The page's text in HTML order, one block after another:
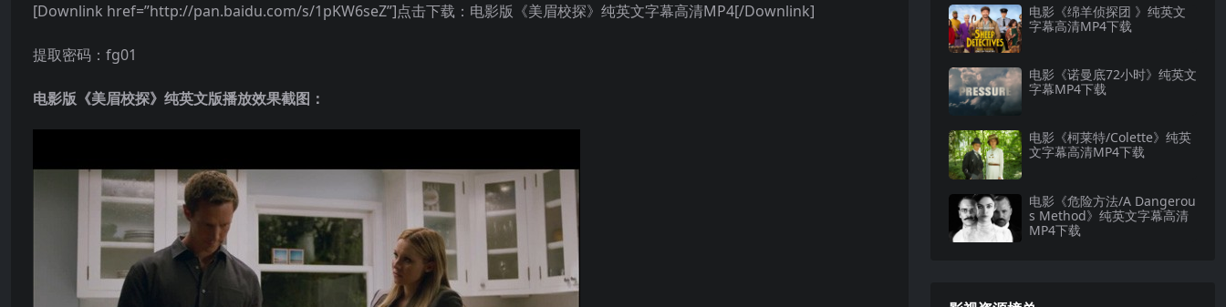
[Downlink href=”http://pan.baidu.com/s/1pKW6seZ”]点击下载：电影版《美眉校探》纯英文字幕高清MP4[/Downlink]
提取密码：fg01
电影版《美眉校探》纯英文版播放效果截图：
电影《绵羊侦探团 》纯英文
字幕高清MP4下载
电影《诺曼底72小时》纯英文
字幕MP4下载
电影《柯莱特/Colette》纯英
文字幕高清MP4下载
电影《危险方法/A Dangerou
s Method》纯英文字幕高清
MP4下载